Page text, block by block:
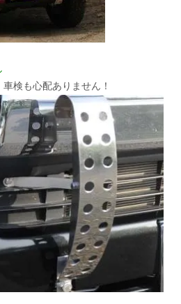
検も心配ありません！